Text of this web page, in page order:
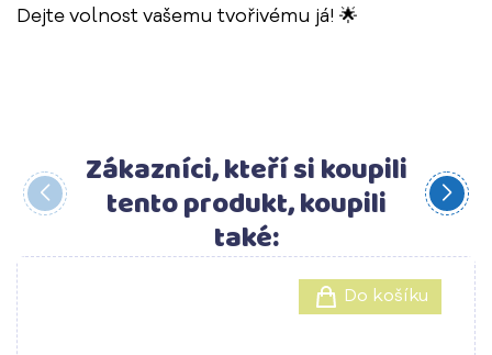
Dejte volnost vašemu tvořivému já! 🌟
Zákazníci, kteří si koupili
tento produkt, koupili
také:
Do košíku